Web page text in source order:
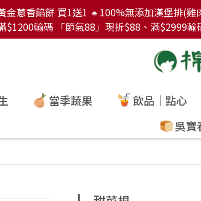
金蔥香餡餅 買1送1 🔹100%無添加漢堡排(
$1200輸碼 「節氣88」現折$88、滿$2999
當季蔬果 飲品｜點心
吳寶